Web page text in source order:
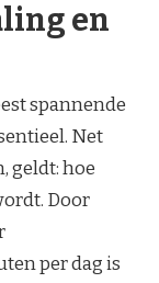
en
spannende
Net
geldt: hoe
Door
per dag is